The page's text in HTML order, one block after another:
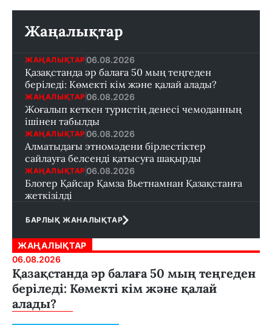
Жаңалықтар
ЖАҢАЛЫҚТАР 06.08.2026
Қазақстанда әр балаға 50 мың теңгеден
беріледі: Көмекті кім және қалай алады?
ЖАҢАЛЫҚТАР 06.08.2026
Жоғалып кеткен туристің денесі чемоданның
ішінен табылды
ЖАҢАЛЫҚТАР 06.08.2026
Алматыдағы этномәдени бірлестіктер
сайлауға белсенді қатысуға шақырды
ЖАҢАЛЫҚТАР 06.08.2026
Блогер Қайсар Қамза Вьетнамнан Қазақстанға
жеткізілді
БАРЛЫҚ ЖАНАЛЫҚТАР
ЖАҢАЛЫҚТАР
06.08.2026
Қазақстанда әр балаға 50 мың теңгеден
беріледі: Көмекті кім және қалай
алады?